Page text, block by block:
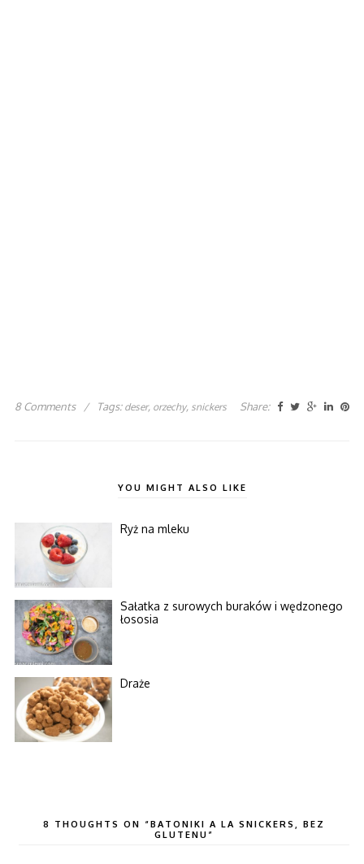
8 Comments / Tags: deser, orzechy, snickers Share:
YOU MIGHT ALSO LIKE
Ryż na mleku
Sałatka z surowych buraków i wędzonego
łososia
Draże
8 THOUGHTS ON “BATONIKI A LA SNICKERS, BEZ
GLUTENU”